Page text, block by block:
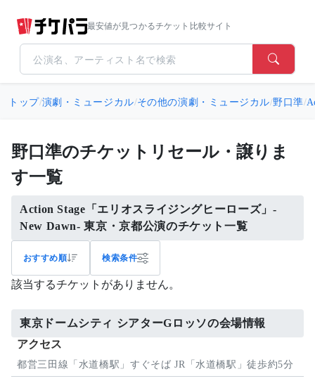
最安値が見つかるチケット比較サイト
トップ/演劇・ミュージカル/その他の演劇・ミュージカル/野口準/
野口準のチケットリセール・譲りま
す一覧
Action Stage「エリオスライジングヒーローズ」-
New Dawn- 東京・京都公演のチケット一覧
おすすめ順 検索条件
該当するチケットがありません。
東京ドームシティ シアターGロッソの会場情報
アクセス
都営三田線「水道橋駅」すぐそば JR「水道橋駅」徒歩約5分